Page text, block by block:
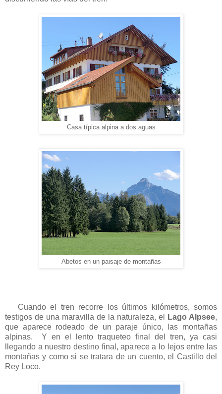
Casa típica alpina a dos aguas
Abetos en un paisaje de montañas
Cuando el tren recorre los últimos kilómetros, somos
testigos de una maravilla de la naturaleza, el
Lago Alpsee,
que aparece rodeado de un paraje único, las montañas
alpinas. Y en el lento traqueteo final del tren, ya casi
llegando a nuestro destino final, aparece a lo lejos entre las
montañas y como si se tratara de un cuento, el Castillo del
Rey Loco.